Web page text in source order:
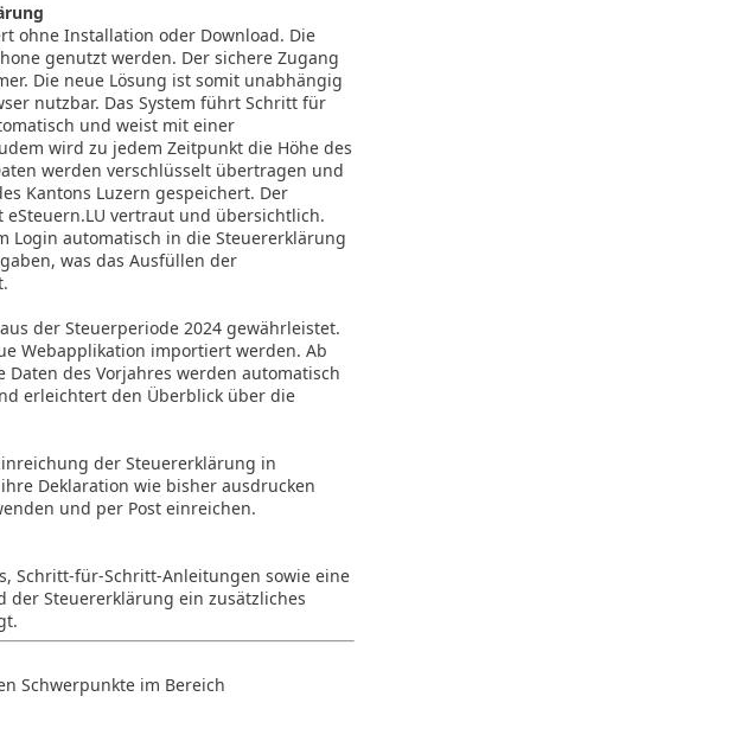
ohne Installation oder Download. Die
genutzt werden. Der sichere Zugang
Die neue Lösung ist somit unabhängig
nutzbar. Das System führt Schritt für
und weist mit einer
wird zu jedem Zeitpunkt die Höhe des
werden verschlüsselt übertragen und
Kantons Luzern gespeichert. Der
vertraut und übersichtlich.
Login automatisch in die Steuererklärung
was das Ausfüllen der
der Steuerperiode 2024 gewährleistet.
Webapplikation importiert werden. Ab
des Vorjahres werden automatisch
erleichtert den Überblick über die
der Steuererklärung in
Deklaration wie bisher ausdrucken
und per Post einreichen.
Schritt-für-Schritt-Anleitungen sowie eine
der Steuererklärung ein zusätzliches
Schwerpunkte im Bereich